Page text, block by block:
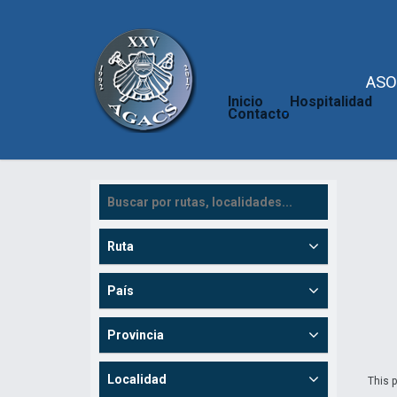
Inicio Hospitalidad
Contacto
This
Ruta
País
Provincia
Localidad